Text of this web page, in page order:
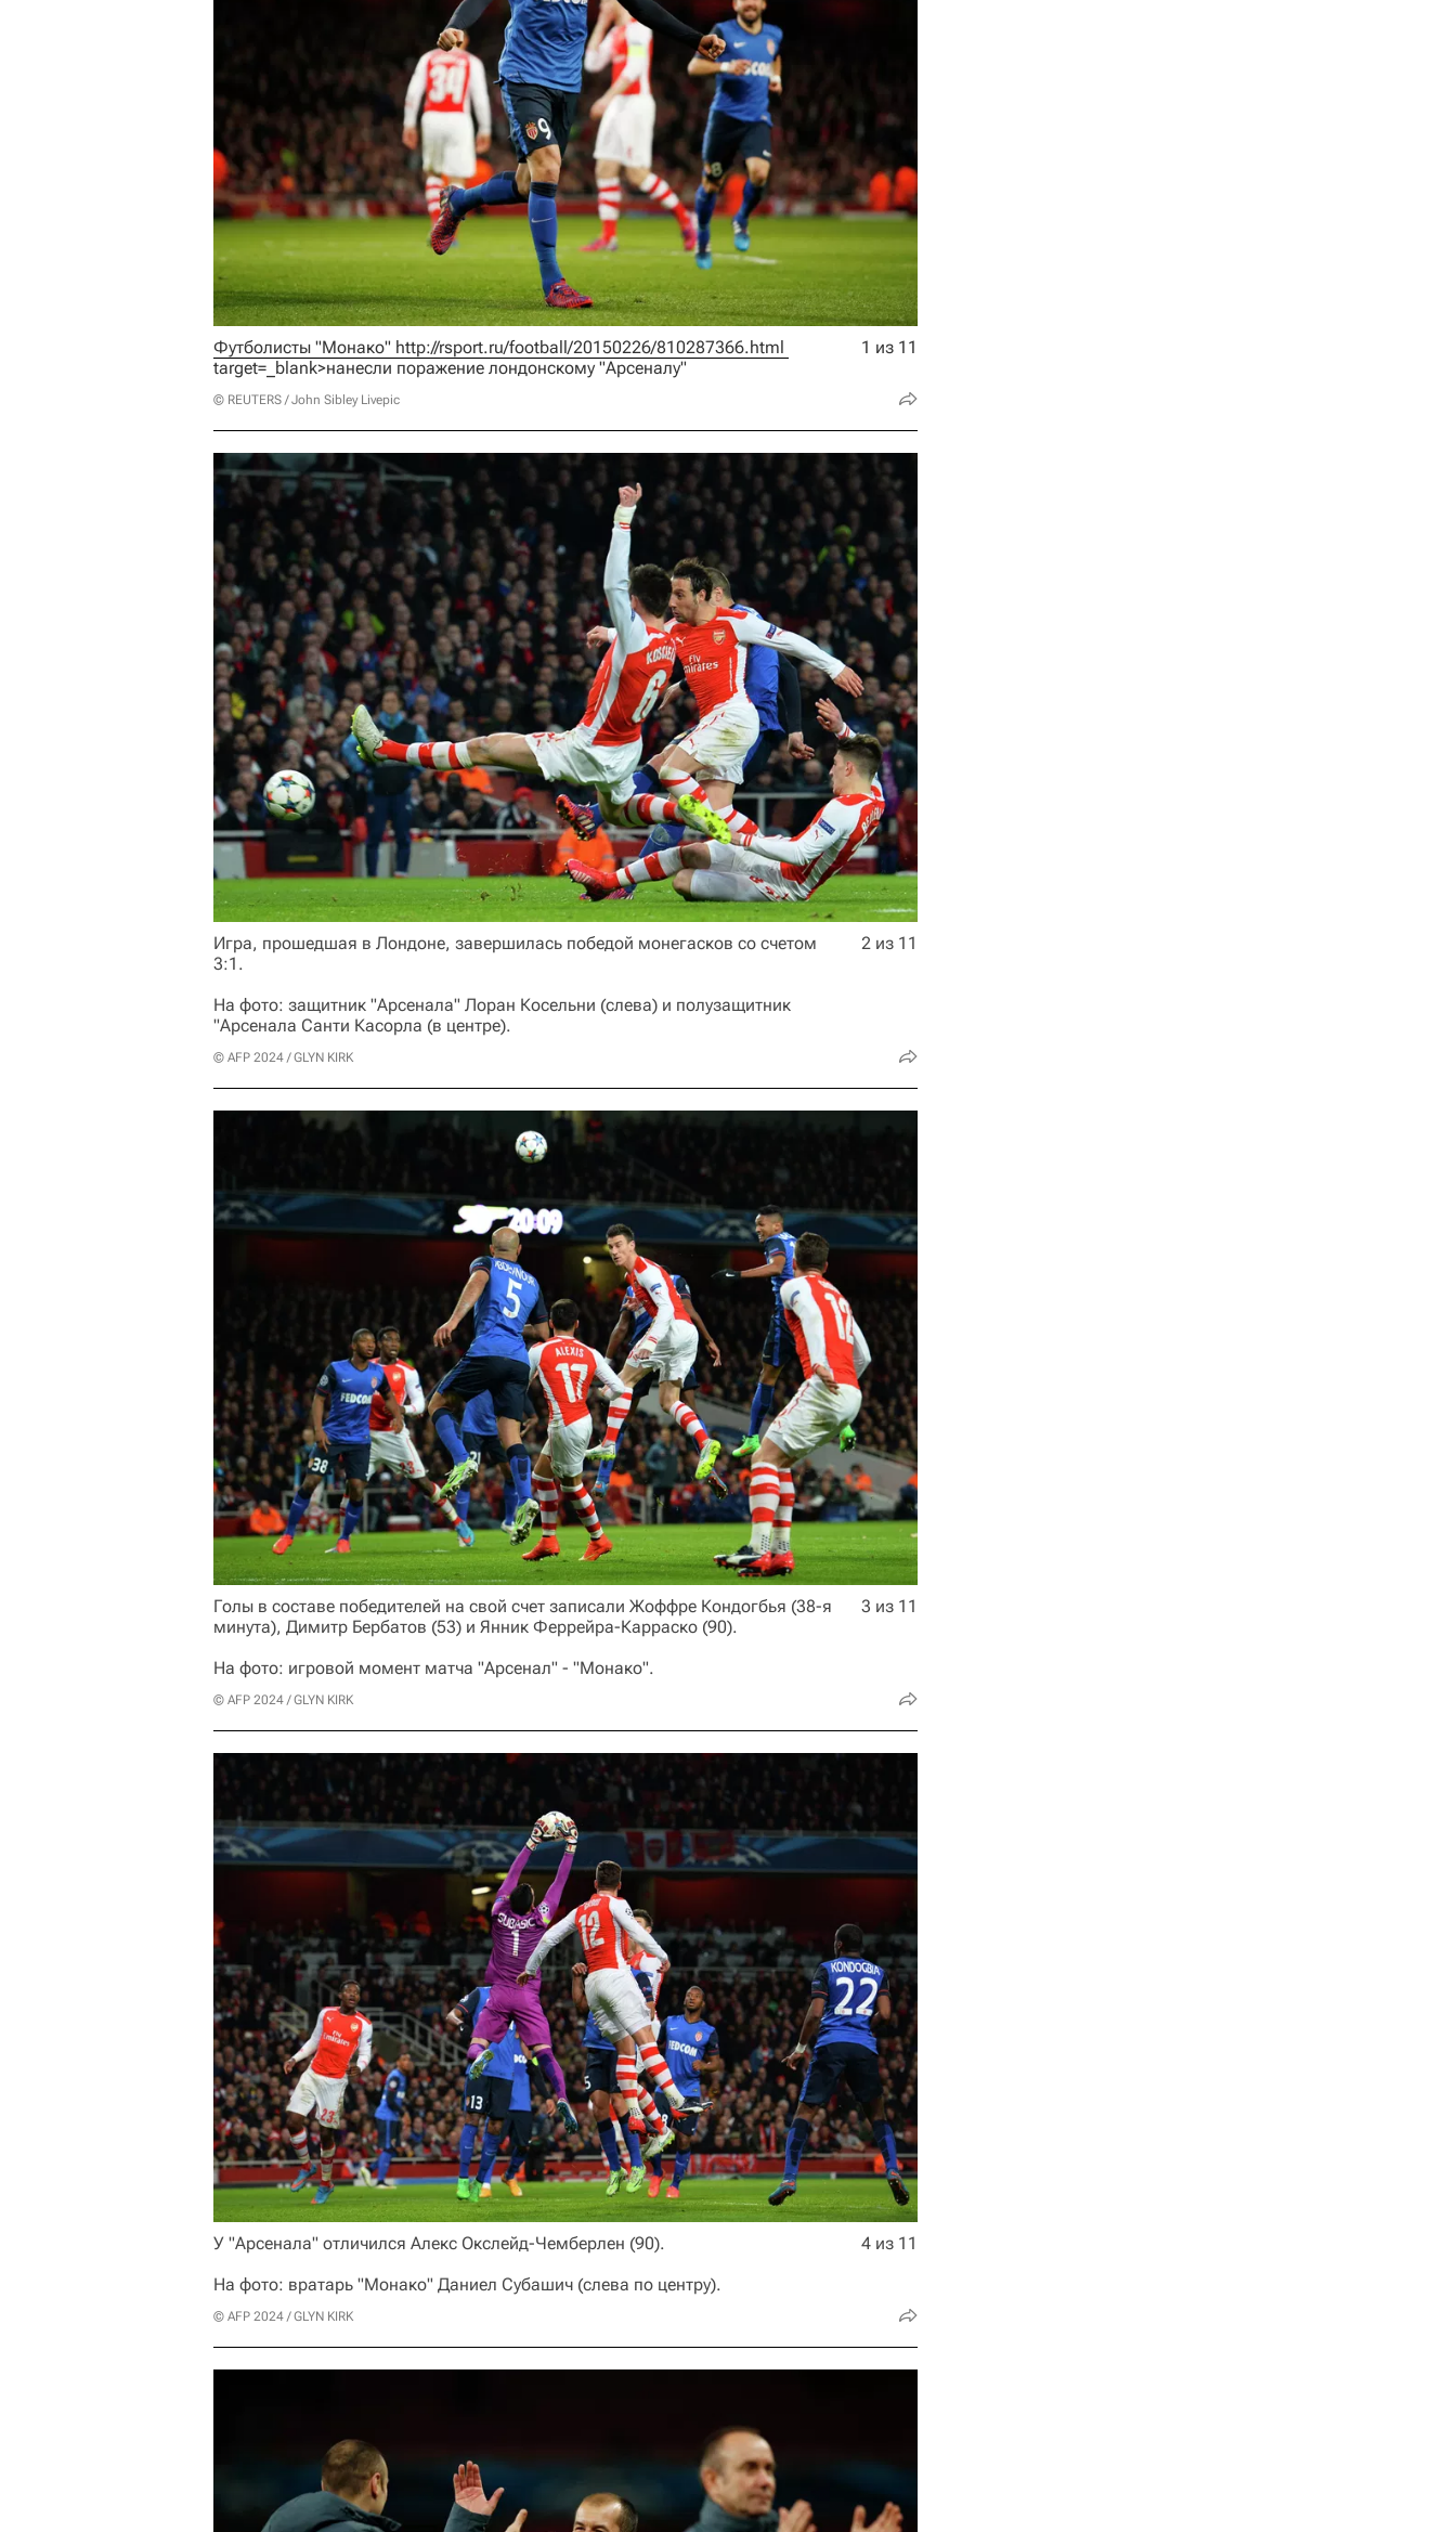
Футболисты "Монако" http://rsport.ru/football/20150226/810287366.html
target=_blank>нанесли поражение лондонскому "Арсеналу"
© REUTERS / John Sibley Livepic
1 из 11
Игра, прошедшая в Лондоне, завершилась победой монегасков со счетом
3:1.
На фото: защитник "Арсенала" Лоран Косельни (слева) и полузащитник
"Арсенала Санти Касорла (в центре).
© AFP 2024 / GLYN KIRK
2 из 11
Голы в составе победителей на свой счет записали Жоффре Кондогбья (38-я
минута), Димитр Бербатов (53) и Янник Феррейра-Карраско (90).
На фото: игровой момент матча "Арсенал" - "Монако".
© AFP 2024 / GLYN KIRK
3 из 11
У "Арсенала" отличился Алекс Окслейд-Чемберлен (90).
На фото: вратарь "Монако" Даниел Субашич (слева по центру).
© AFP 2024 / GLYN KIRK
4 из 11